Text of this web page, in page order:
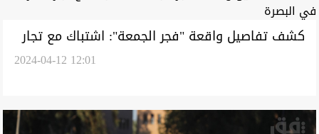
كشف تفاصيل واقعة "فجر الجمعة": اشتباك مع تجار
2024-04-12 12:01